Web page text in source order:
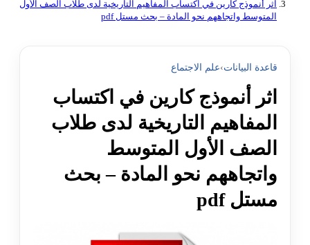
اثر أنموذج كارين في اكتساب المفاهيم التاريخية لدى طلاب الصف الأول
المتوسط واتجاههم نحو المادة – بحث مستل pdf
قاعدة البيانات›علم الاجتماع
اثر أنموذج كارين في اكتساب
المفاهيم التاريخية لدى طلاب
الصف الأول المتوسط
واتجاههم نحو المادة – بحث
مستل pdf